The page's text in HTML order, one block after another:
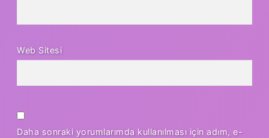
Web Sitesi
Daha sonraki yorumlarımda kullanılması için adım, e-